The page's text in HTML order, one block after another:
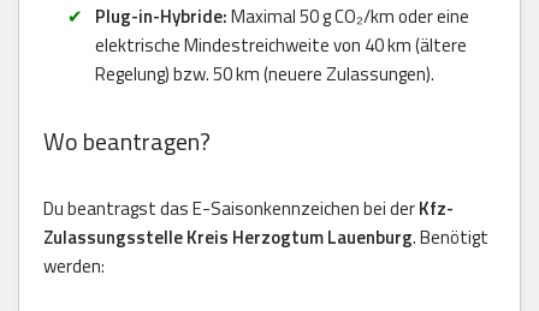
Plug-in-Hybride:Maximal 50 g CO₂/km oder eine
elektrische Mindestreichweite von 40 km (ältere
Regelung) bzw. 50 km (neuere Zulassungen).
Wo beantragen?
Du beantragst das E-Saisonkennzeichen bei derKfz-
Zulassungsstelle Kreis Herzogtum Lauenburg. Benötigt
werden: